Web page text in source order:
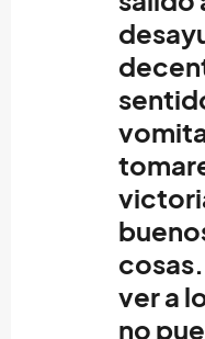
ver a
no